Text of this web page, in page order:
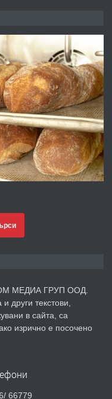
преди 1 година
работници
преди 1 година
стъпките на Ангел
детайли за
преди 1 година
МЕДИА ГРУП ООД.
други текстови,
в сайта, са
изрично е посочено
66779